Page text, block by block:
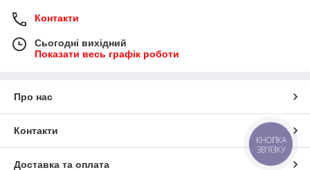
Контакти
Сьогодні вихідний
Показати весь графік роботи
Про нас
Контакти
Доставка та оплата
КНОПКА
ЗВ'ЯЗКУ